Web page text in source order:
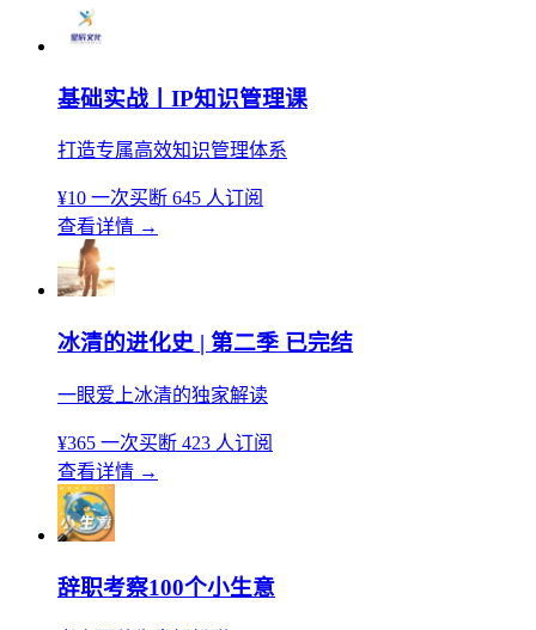
基础实战丨IP知识管理课
打造专属高效知识管理体系
¥10 一次买断 645 人订阅
查看详情 →
冰清的进化史 | 第二季 已完结
一眼爱上冰清的独家解读
¥365 一次买断 423 人订阅
查看详情 →
辞职考察100个小生意